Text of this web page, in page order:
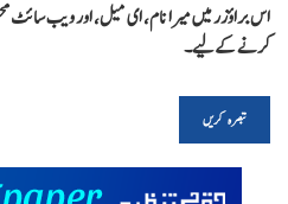
اس براؤزر میں میرا نام، ای میل، اور ویب سائٹ
کرنے کےلیے۔